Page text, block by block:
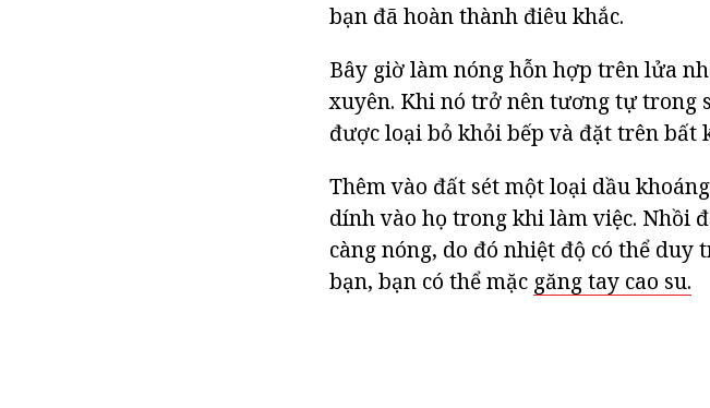
bạn đã hoàn thành điêu khắc.
Bây giờ làm nóng hỗn hợp trên lửa
xuyên. Khi nó trở nên tương tự trong
được loại bỏ khỏi bếp và đặt trên bất
Thêm vào đất sét một loại dầu
dính vào họ trong khi làm việc. Nhồi
càng nóng, do đó nhiệt độ có thể duy
bạn, bạn có thể mặc găng tay cao su.